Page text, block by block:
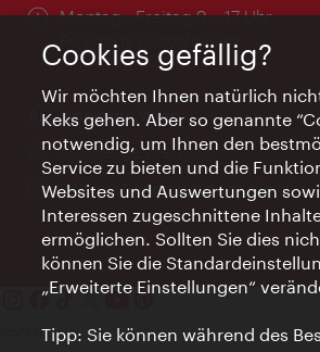
Öffnungszeiten:
Montag - Freitag 9 – 17 Uhr
Feiertags geschlossen
AI Concierge Wien
Ort:
concierge.wien.info
Öffnungszeiten:
Informationen rund um die Uhr
Kontakt
Cookies gefällig?
Wir möchten Ihnen natürlich
Keks gehen. Aber so genannte
notwendig, um Ihnen den
Service zu bieten und die
Websites und Auswertungen
Interessen zugeschnittene
ermöglichen. Sollten Sie dies
können Sie die
„Erweiterte Einstellungen“
Tipp: Sie können während des